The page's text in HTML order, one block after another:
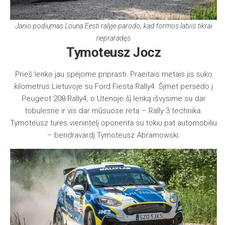
Janio podiumas Louna Eesti ralyje parodo, kad formos latvis tikrai
nepraradęs
Tymoteusz Jocz
Prieš lenko jau spėjome priprasti. Praeitais metais jis suko
kilometrus Lietuvoje su Ford Fiesta Rally4. Šįmet persėdo į
Peugeot 208 Rally4, o Utenoje šį lenką išvysime su dar
tobulesne ir vis dar mūsuose reta – Rally 3 technika.
Tymoteusz turės vienintelį oponenta su tokiu pat automobiliu
– bendravardį Tymoteusz Abramowski.